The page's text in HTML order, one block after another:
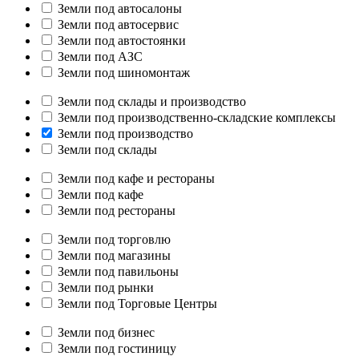
Земли под автосалоны
Земли под автосервис
Земли под автостоянки
Земли под АЗС
Земли под шиномонтаж
Земли под склады и производство
Земли под производственно-складские комплексы
Земли под производство
Земли под склады
Земли под кафе и рестораны
Земли под кафе
Земли под рестораны
Земли под торговлю
Земли под магазины
Земли под павильоны
Земли под рынки
Земли под Торговые Центры
Земли под бизнес
Земли под гостиницу